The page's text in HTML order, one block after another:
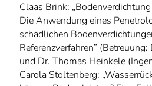
Claas Brink:
Die Anwendung eines
schädlichen
Referenzverfahren”
und Dr. Thomas Heinkele
Carola Stoltenberg: